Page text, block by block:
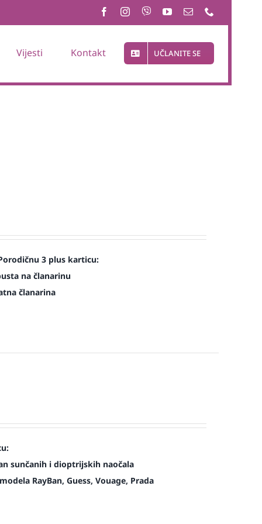
Vijesti Kontakt UČLANITE SE
3 plus karticu:
na članarinu
članarina
sunčanih i dioptrijskih naočala
RayBan, Guess, Vouage, Prada